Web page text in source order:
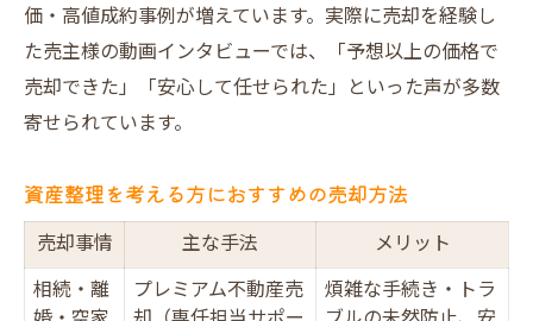
価・高値成約事例が増えています。実際に売却を経験し
た売主様の動画インタビューでは、「予想以上の価格で
売却できた」「安心して任せられた」といった声が多数
寄せられています。
資産整理を考える方におすすめの売却方法
売却事情 主な手法
メリット
相続・離
プレミアム不動産売
煩雑な手続き・トラ